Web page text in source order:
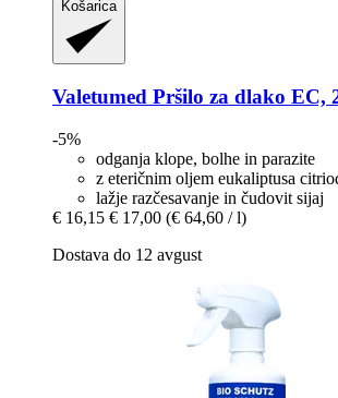
Košarica
Valetumed Pršilo za dlako EC,
-5%
odganja klope, bolhe in parazite
z eteričnim oljem eukaliptusa
lažje razčesavanje in čudovit sijaj
€ 16,15 € 17,00 (€ 64,60 / l)
Dostava do 12 avgust